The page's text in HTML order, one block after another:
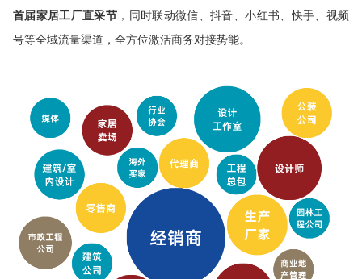
首届家居工厂直采节 ，同时联动微信、抖音、小红书、快手、视频
号等全域流量渠道，全方位激活商务对接势能。